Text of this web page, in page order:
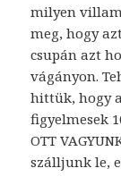
milyen
meg, hogy
csupán azt
vágányon.
hittük, hogy
figyelmesek
OTT
szálljunk le,